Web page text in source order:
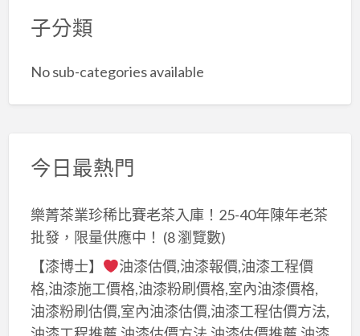
子分類
No sub-categories available
今日最熱門
樂菁茶業珍稀比賽老茶入庫！25-40年陳年老茶
批發，限量供應中！ (8 瀏覽數)
【漆博士】
油漆估價,油漆報價,油漆工程價
格,油漆施工價格,油漆粉刷價格,室內油漆價格,
油漆粉刷估價,室內油漆估價,油漆工程估價方法,